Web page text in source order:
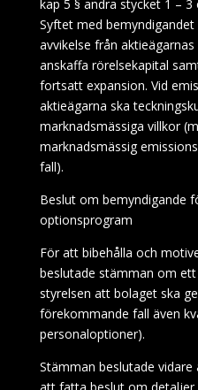
kap 5 § andra stycket 1 –
Syftet med
avvikelse från
anskaffa rörelsekapital
fortsatt expansion. Vid
aktieägarna ska
marknadsmässiga villkor
marknadsmässig
fall).
Beslut om bemyndigande
optionsprogram
För att bibehålla och
beslutade stämman om
styrelsen att bolaget ska
förekommande fall även
personaloptioner).
Stämman beslutade